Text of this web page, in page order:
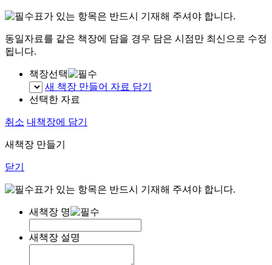
표가 있는 항목은 반드시 기재해 주셔야 합니다.
동일자료를 같은 책장에 담을 경우 담은 시점만 최신으로 수정
됩니다.
책장선택
새 책장 만들어 자료 담기
선택한 자료
취소 내책장에 담기
새책장 만들기
닫기
표가 있는 항목은 반드시 기재해 주셔야 합니다.
새책장 명
새책장 설명